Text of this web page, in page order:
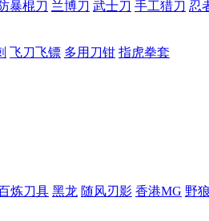
暴棍刀 兰博刀 武士刀 手工猎刀 忍
飞刀飞镖 多用刀钳 指虎拳套
炼刀具 黑龙 随风刃影 香港MG 野狼